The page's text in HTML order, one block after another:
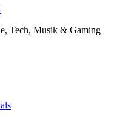
Tech, Musik & Gaming